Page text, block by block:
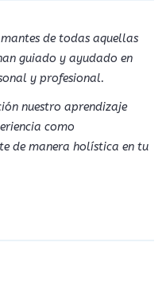
de todas aquellas
guiado y ayudado en
y profesional.
nuestro aprendizaje
como
de manera holística en tu